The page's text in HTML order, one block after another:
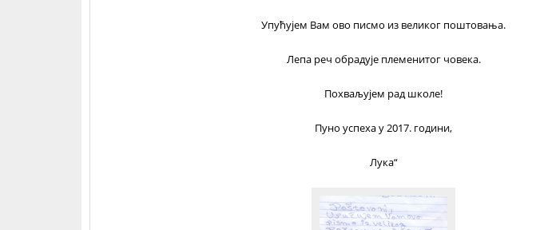
Упућујем Вам ово писмо из великог поштовања.
Лепа реч обрадује племенитог човека.
Похваљујем рад школе!
Пуно успеха у 2017. години,
Лука“